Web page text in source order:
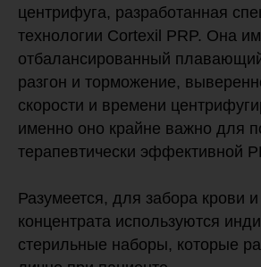
центрифуга, разработанная
технологии Cortexil PRP. Она
отбалансированный
разгон и торможение,
скорости и времени
именно оно крайне важно для
терапевтически эффективной
Разумеется, для забора крови
концентрата используются
стерильные наборы, которые